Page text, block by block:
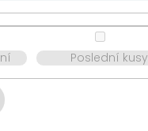
Poslední kusy